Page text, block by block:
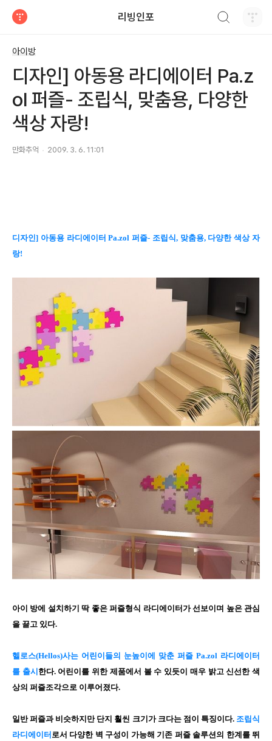
리빙인포
아이방
디자인] 아동용 라디에이터 Pa.z
ol 퍼즐- 조립식, 맞춤용, 다양한
색상 자랑!
만화추억 2009. 3. 6. 11:01
디자인] 아동용 라디에이터 Pa.zol 퍼즐- 조립식, 맞춤용, 다양한 색상 자
랑!
아이 방에 설치하기 딱 좋은 퍼즐형식 라디에이터가 선보이며 높은 관심
을 끌고 있다.
헬로스(Hellos)사는 어린이들의 눈높이에 맞춘 퍼즐 Pa.zol 라디에이터
를 출시한다. 어린이를 위한 제품에서 볼 수 있듯이 매우 밝고 신선한 색
상의 퍼즐조각으로 이루어졌다.
일반 퍼즐과 비슷하지만 단지 훨씬 크기가 크다는 점이 특징이다. 조립식
라디에이터 로서 다양한 벽 구성이 가능해 기존 퍼즐 솔루션의 한계를 뛰